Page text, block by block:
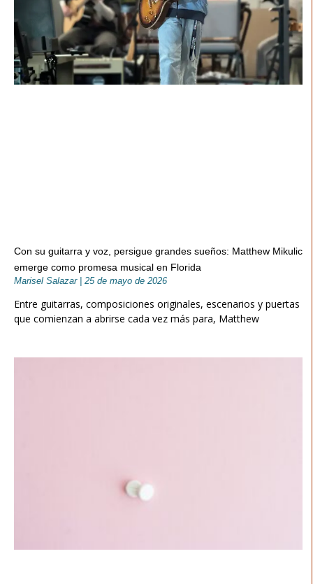
Con su guitarra y voz, persigue grandes sueños: Matthew Mikulic
emerge como promesa musical en Florida
Marisel Salazar 25 de mayo de 2026
Entre guitarras, composiciones originales, escenarios y puertas
que comienzan a abrirse cada vez más para, Matthew